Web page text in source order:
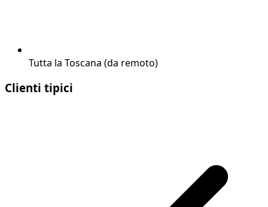
Tutta la Toscana (da remoto)
Clienti tipici